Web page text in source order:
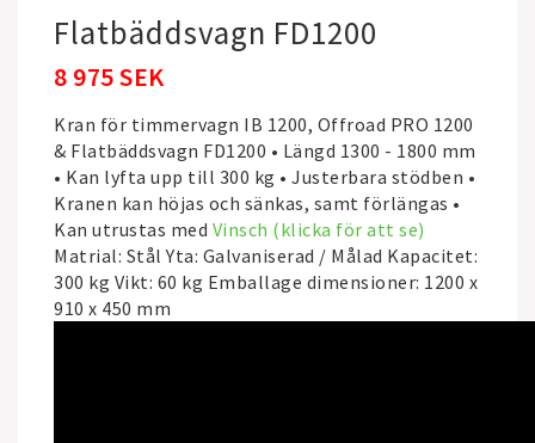
Flatbäddsvagn FD1200
8 975 SEK
Kran för timmervagn IB 1200, Offroad PRO 1200
& Flatbäddsvagn FD1200 • Längd 1300 - 1800 mm
• Kan lyfta upp till 300 kg • Justerbara stödben •
Kranen kan höjas och sänkas, samt förlängas •
Kan utrustas med Vinsch (klicka för att se)
Matrial: Stål Yta: Galvaniserad / Målad Kapacitet:
300 kg Vikt: 60 kg Emballage dimensioner: 1200 x
910 x 450 mm